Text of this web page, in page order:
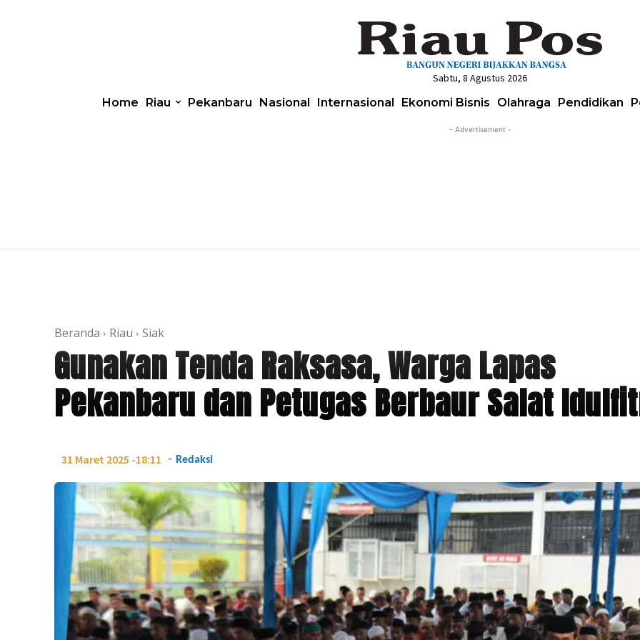
Sabtu, 8 Agustus 2026
Home Riau Pekanbaru Nasional Internasional Ekonomi Bisnis Olahraga Pendidikan
- Advertisement -
Beranda Riau Siak
Gunakan Tenda Raksasa, Warga Lapas
Pekanbaru dan Petugas Berbaur Salat
31 Maret 2025 -18:11 - Redaksi